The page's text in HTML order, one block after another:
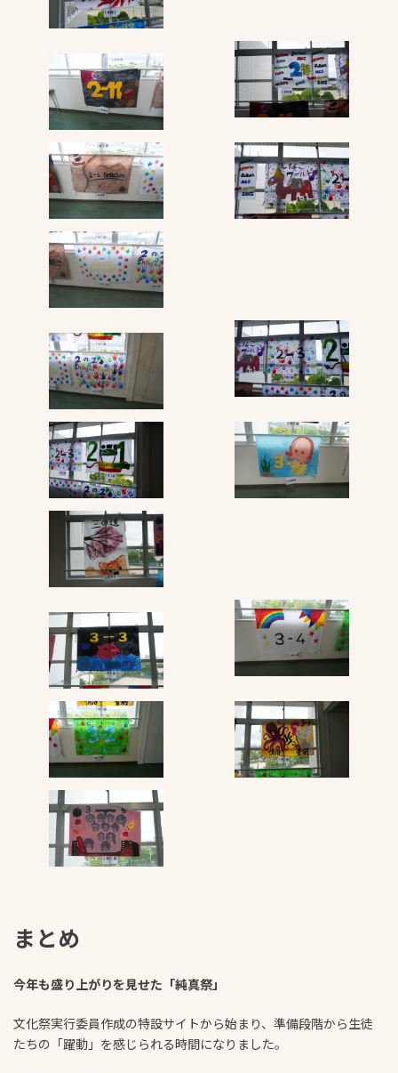
まとめ
今年も盛り上がりを見せた「純真祭」
文化祭実行委員作成の特設サイトから始まり、準備段階から生徒
たちの「躍動」を感じられる時間になりました。